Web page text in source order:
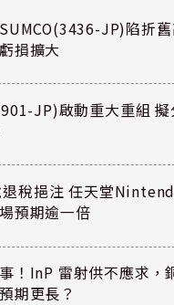
JP)陷折舊
損擴大
JP)啟動重大重組 擬
稅挹注 任天堂
預期逾一倍
！InP 雷射供不應求，
期更長？